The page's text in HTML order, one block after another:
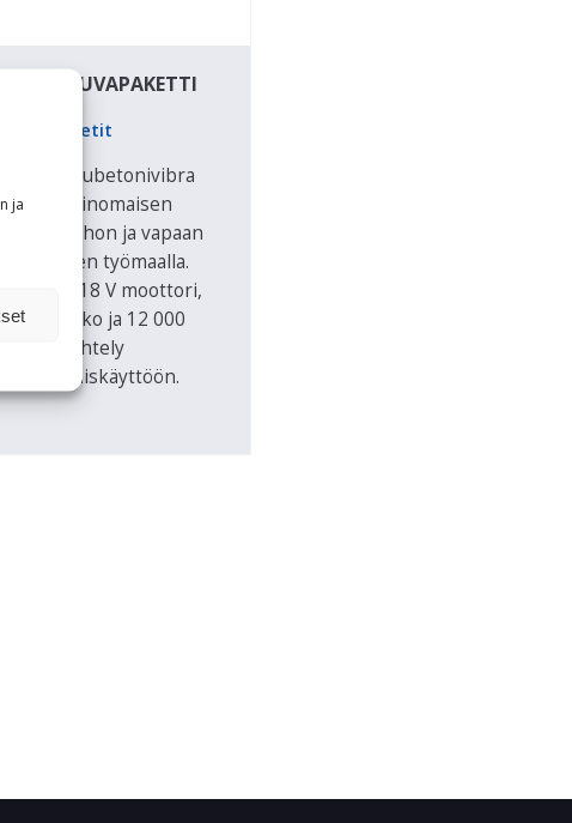
ja
P18LI-SAUVAPAKETTI
Sauvapaketit
P18Li‑akkubetonivibra
erinomaisen
tiivistystehon ja vapaan
liikkumisen työmaalla.
Harjaton 18 V moottori,
runko ja 12 000
VPM värähtely
ammattilaiskäyttöön.